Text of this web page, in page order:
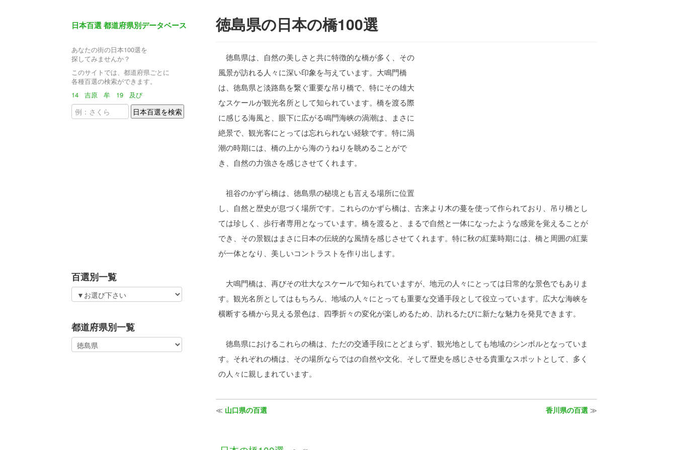
日本百選 都道府県別データベース
あなたの街の日本100選を
探してみませんか？
このサイトでは、都道府県ごとに
各種百選の検索ができます。
14
吉原 牟 19 及び
百選別一覧
都道府県別一覧
徳島県の日本の橋100選
徳島県は、自然の美しさと共に特徴的な橋が多く、その
風景が訪れる人々に深い印象を与えています。大鳴門橋
は、徳島県と淡路島を繋ぐ重要な吊り橋で、特にその雄大
なスケールが観光名所として知られています。橋を渡る際
に感じる海風と、眼下に広がる鳴門海峡の渦潮は、まさに
絶景で、観光客にとっては忘れられない経験です。特に渦
潮の時期には、橋の上から海のうねりを眺めることがで
き、自然の力強さを感じさせてくれます。
祖谷のかずら橋は、徳島県の秘境とも言える場所に位置
し、自然と歴史が息づく場所です。これらのかずら橋は、古来より木の蔓を使って作られており、吊り橋とし
ては珍しく、歩行者専用となっています。橋を渡ると、まるで自然と一体になったような感覚を覚えることが
でき、その景観はまさに日本の伝統的な風情を感じさせてくれます。特に秋の紅葉時期には、橋と周囲の紅葉
が一体となり、美しいコントラストを作り出します。
大鳴門橋は、再びその壮大なスケールで知られていますが、地元の人々にとっては日常的な景色でもありま
す。観光名所としてはもちろん、地域の人々にとっても重要な交通手段として役立っています。広大な海峡を
横断する橋から見える景色は、四季折々の変化が楽しめるため、訪れるたびに新たな魅力を発見できます。
徳島県におけるこれらの橋は、ただの交通手段にとどまらず、観光地としても地域のシンボルとなっていま
す。それぞれの橋は、その場所ならではの自然や文化、そして歴史を感じさせる貴重なスポットとして、多く
の人々に親しまれています。
≪ 山口県の百選 香川県の百選≫